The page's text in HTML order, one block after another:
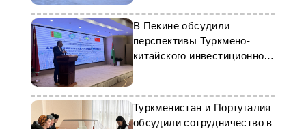
В Пекине обсудили
перспективы Туркмено-
китайского инвестиционного
форума
Туркменистан и Португалия
обсудили сотрудничество в